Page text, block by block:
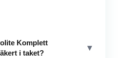
Komplett
i taket?
▾